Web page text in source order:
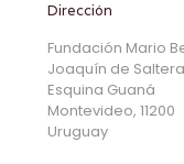
Dirección
Fundación Mario
Joaquín de
Esquina Guaná
Montevideo, 11200
Uruguay